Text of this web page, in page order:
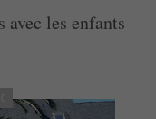
les enfants